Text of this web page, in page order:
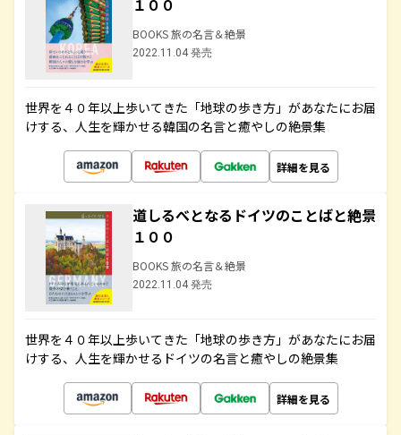
１００
BOOKS 旅の名言＆絶景
2022.11.04 発売
世界を４０年以上歩いてきた「地球の歩き方」があなたにお届
けする、人生を輝かせる韓国の名言と癒やしの絶景集
詳細を見る
道しるべとなるドイツのことばと絶景
１００
BOOKS 旅の名言＆絶景
2022.11.04 発売
世界を４０年以上歩いてきた「地球の歩き方」があなたにお届
けする、人生を輝かせるドイツの名言と癒やしの絶景集
詳細を見る